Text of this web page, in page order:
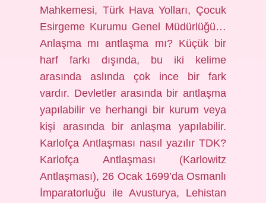
Mahkemesi, Türk Hava Yolları, Çocuk
Esirgeme Kurumu Genel Müdürlüğü…
Anlaşma mı antlaşma mı? Küçük bir
harf farkı dışında, bu iki kelime
arasında aslında çok ince bir fark
vardır. Devletler arasında bir antlaşma
yapılabilir ve herhangi bir kurum veya
kişi arasında bir anlaşma yapılabilir.
Karlofça Antlaşması nasıl yazılır TDK?
Karlofça Antlaşması (Karlowitz
Antlaşması), 26 Ocak 1699’da Osmanlı
İmparatorluğu ile Avusturya, Lehistan